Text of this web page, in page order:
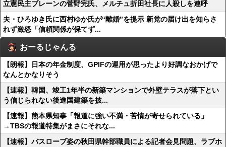
立憲民主ブレーンの菅野完氏、メルチュ折田社長に人殺しを連呼
夫・ひろゆき氏に西村ゆか氏が“離婚”を提示 新党の届け出を知らさ
れず激怒「信頼関係が保てず...
おーるじゃんる
【朗報】日本の年金制度、GPIFの運用が思ったより好調なおかげで
なんとかなりそう
【速報】韓国、竣工1年半の新築マンションで外壁テラスが落下とい
う信じられない後進国建築を披...
【速報】熊本県知事「報道に強い不満・苦情が寄せられている」
→TBSの報道特集がまさにそれな...
【速報】バスローブ姿の秋田県幹部職員による記者会見問題、ラブホ